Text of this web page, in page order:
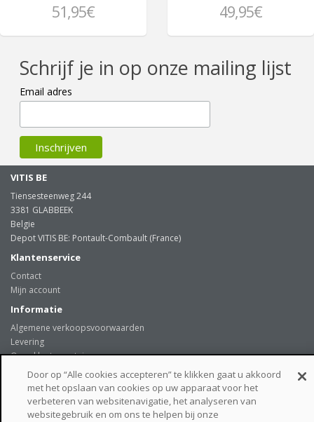
51,95€ 49,95€
Schrijf je in op onze mailing lijst
Email adres
VITIS BE
Tiensesteenweg 244
3381 GLABBEEK
Belgie
Depot VITIS BE: Pontault-Combault (France)
Klantenservice
Contact
Mijn account
Informatie
Algemene verkoopsvoorwaarden
Levering
Onze klanten getuigen
Privacybeleid
Links
beveiligde betaalmogelijkheden
Door op “Alle cookies accepteren” te klikken gaat u akkoord
met het opslaan van cookies op uw apparaat voor het
verbeteren van websitenavigatie, het analyseren van
websitegebruik en om ons te helpen bij onze